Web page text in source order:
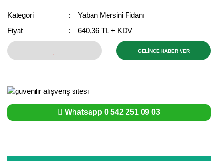
Kategori
Yaban Mersini Fidanı
Fiyat
640,36 TL + KDV
GELİNCE HABER VER
Whatsapp 0 542 251 09 03
Böğürtlen Fidanı
Elma Fidanı
Fidan Anaçları ve Aşı Kalemleri
Peyzaj Gülleri
Sarmaşık(Çardak) Gül Fidanları
Yılbaşı Gülü Çiçeği